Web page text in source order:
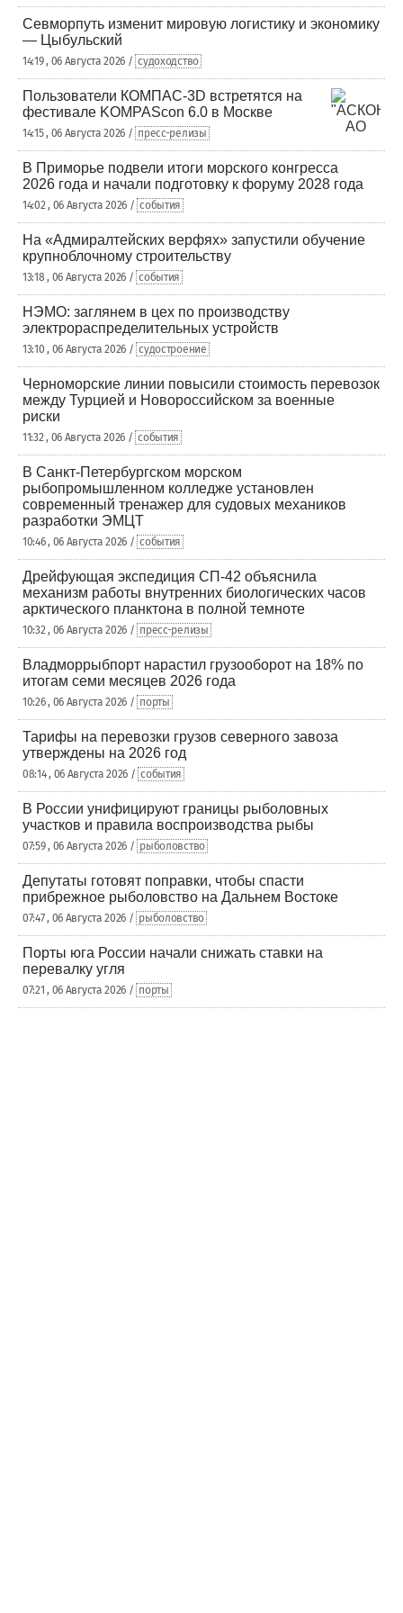
Севморпуть изменит мировую логистику и экономику
— Цыбульский
14:19 , 06 Августа 2026 / судоходство
Пользователи КОМПАС-3D встретятся на
фестивале KOMPAScon 6.0 в Москве
14:15 , 06 Августа 2026 / пресс-релизы
В Приморье подвели итоги морского конгресса
2026 года и начали подготовку к форуму 2028 года
14:02 , 06 Августа 2026 / события
На «Адмиралтейских верфях» запустили обучение
крупноблочному строительству
13:18 , 06 Августа 2026 / события
НЭМО: заглянем в цех по производству
электрораспределительных устройств
13:10 , 06 Августа 2026 / судостроение
Черноморские линии повысили стоимость перевозок
между Турцией и Новороссийском за военные
риски
11:32 , 06 Августа 2026 / события
В Санкт-Петербургском морском
рыбопромышленном колледже установлен
современный тренажер для судовых механиков
разработки ЭМЦТ
10:46 , 06 Августа 2026 / события
Дрейфующая экспедиция СП-42 объяснила
механизм работы внутренних биологических часов
арктического планктона в полной темноте
10:32 , 06 Августа 2026 / пресс-релизы
Владморрыбпорт нарастил грузооборот на 18% по
итогам семи месяцев 2026 года
10:26 , 06 Августа 2026 / порты
Тарифы на перевозки грузов северного завоза
утверждены на 2026 год
08:14 , 06 Августа 2026 / события
В России унифицируют границы рыболовных
участков и правила воспроизводства рыбы
07:59 , 06 Августа 2026 / рыболовство
Депутаты готовят поправки, чтобы спасти
прибрежное рыболовство на Дальнем Востоке
07:47 , 06 Августа 2026 / рыболовство
Порты юга России начали снижать ставки на
перевалку угля
07:21 , 06 Августа 2026 / порты